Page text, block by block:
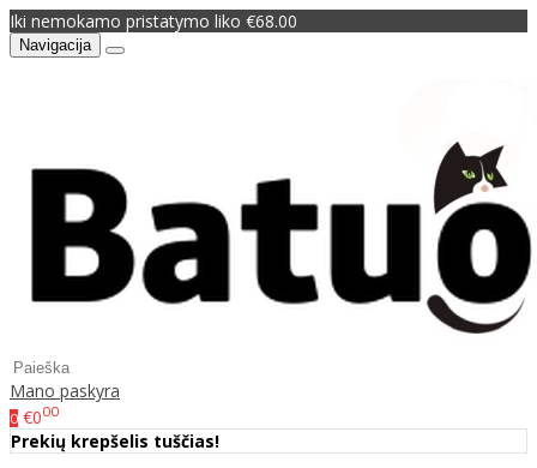
Iki nemokamo pristatymo liko €68.00
Navigacija
Mano paskyra
0 €000
Prekių krepšelis tuščias!